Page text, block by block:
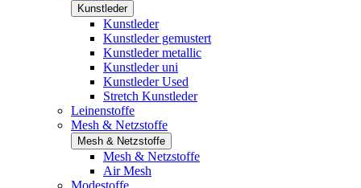
Kunstleder
Kunstleder
Kunstleder gemustert
Kunstleder metallic
Kunstleder uni
Kunstleder Used
Stretch Kunstleder
Leinenstoffe
Mesh & Netzstoffe
Mesh & Netzstoffe
Mesh & Netzstoffe
Air Mesh
Modestoffe